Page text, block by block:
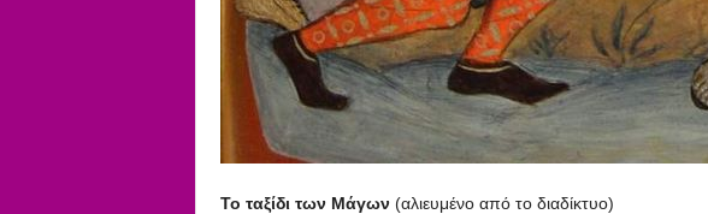
Το ταξίδι των Μάγων(αλιευμένο από το διαδίκτυο)